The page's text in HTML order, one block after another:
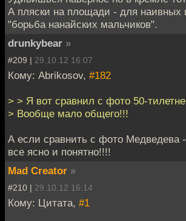
А пляски на площади - для наивных
"борьба нанайских мальчиков".
drunkybear »
#209 | 29.10.12 16:07
Кому: Abrikosov, #182
> > Я вот сравнил с фото 50-
> Вообще мало общего!!!
А если сравнить с фото Медведева -
все ясно и понятно!!!!
Mad Creator »
#210 | 29.10.12 16:14
Кому: Цитата, #1